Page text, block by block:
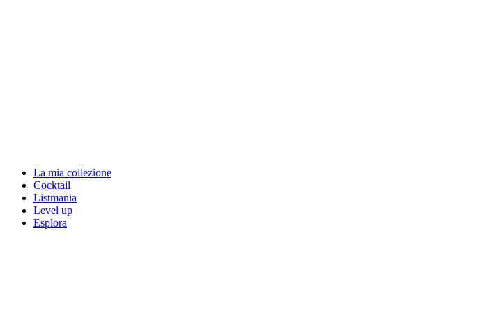
La mia collezione
Cocktail
Listmania
Level up
Esplora